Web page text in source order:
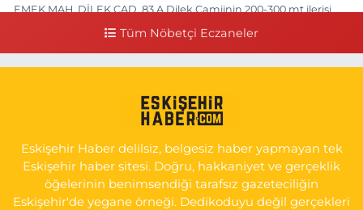
EMEK MAH. DİLEK CAD. 83 A Dilek Camiinin 200-300 mt ilerisi
İSTİKLAL MAH. ŞAİR FUZULİ CAD. NO:35 A HAVA HASTANESİ
KARŞI KÖŞESİ ŞAİR FUZULİ AİLE SAĞLIĞI MERKEZİ KARŞISI
0 (222) 230 11 31 Yol Tarifi Al
Tüm Nöbetçi Eczaneler
Eskişehir Haber delilsiz, belgesiz haber yapmayan tek
Eskişehir haber sitesi. Doğru, hakkaniyet ve gerçeklik
öğelerinin benimsendiği tarafsız gazeteciliğin
Eskişehir'de yegane örneği. Dedikoduyu değil gerçekleri